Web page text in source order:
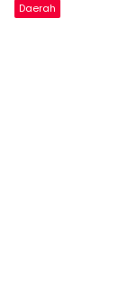
Daerah